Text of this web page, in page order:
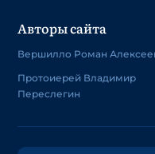
Авторы сайта
Вершилло Роман
Протоиерей Владимир
Переслегин